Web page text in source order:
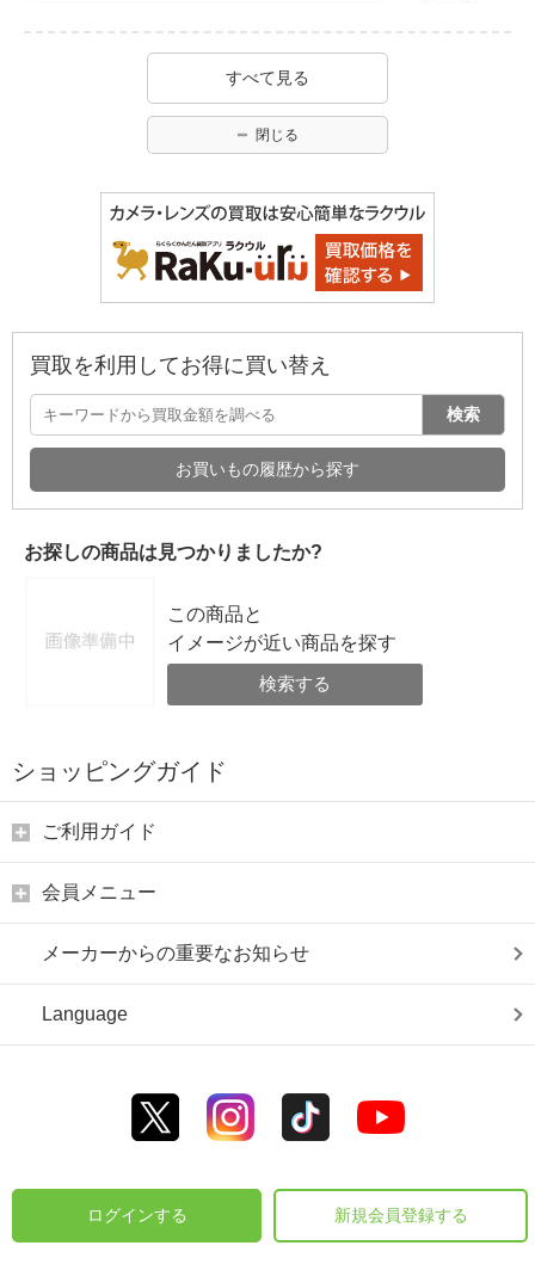
すべて見る
閉じる
買取を利用してお得に買い替え
検索
お買いもの履歴から探す
お探しの商品は見つかりましたか?
この商品と
イメージが近い商品を探す
検索する
ショッピングガイド
ご利用ガイド
会員メニュー
メーカーからの重要なお知らせ
Language
ログインする 新規会員登録する